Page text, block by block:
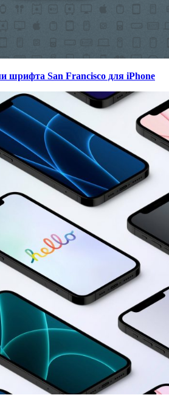
шрифта San Francisco для iPhone